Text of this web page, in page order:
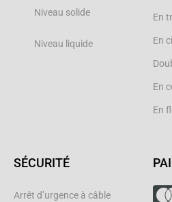
Niveau solide
Niveau liquide
En
En
En
En
SÉCURITÉ
Arrêt d’urgence à câble